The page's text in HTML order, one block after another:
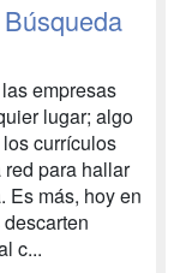
empresas
lugar; algo
currículos
para hallar
Es más, hoy en
c...